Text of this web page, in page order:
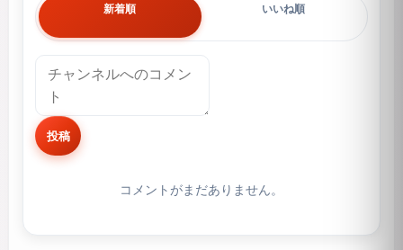
新着順 いいね順
投稿
コメントがまだありません。